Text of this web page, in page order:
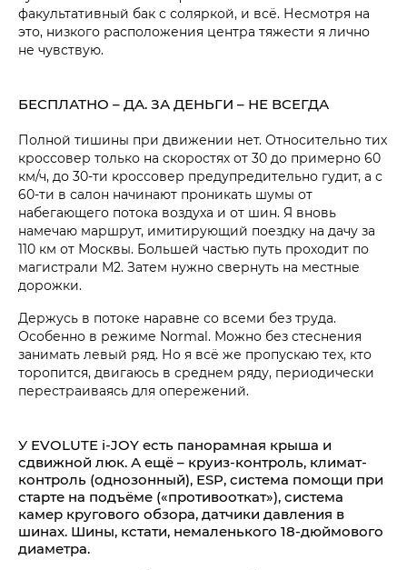
факультативный бак с соляркой, и всё. Несмотря на
это, низкого расположения центра тяжести я лично
не чувствую.
БЕСПЛАТНО – ДА. ЗА ДЕНЬГИ – НЕ ВСЕГДА
Полной тишины при движении нет. Относительно тих
кроссовер только на скоростях от 30 до примерно 60
км/ч, до 30-ти кроссовер предупредительно гудит, а с
60-ти в салон начинают проникать шумы от
набегающего потока воздуха и от шин. Я вновь
намечаю маршрут, имитирующий поездку на дачу за
110 км от Москвы. Большей частью путь проходит по
магистрали М2. Затем нужно свернуть на местные
дорожки.
Держусь в потоке наравне со всеми без труда.
Особенно в режиме Normal. Можно без стеснения
занимать левый ряд. Но я всё же пропускаю тех, кто
торопится, двигаюсь в среднем ряду, периодически
перестраиваясь для опережений.
У EVOLUTE i‑JOY есть панорамная крыша и
сдвижной люк. А ещё – круиз-контроль, климат-
контроль (однозонный), ESP, система помощи при
старте на подъёме («противооткат»), система
камер кругового обзора, датчики давления в
шинах. Шины, кстати, немаленького 18-дюймового
диаметра.